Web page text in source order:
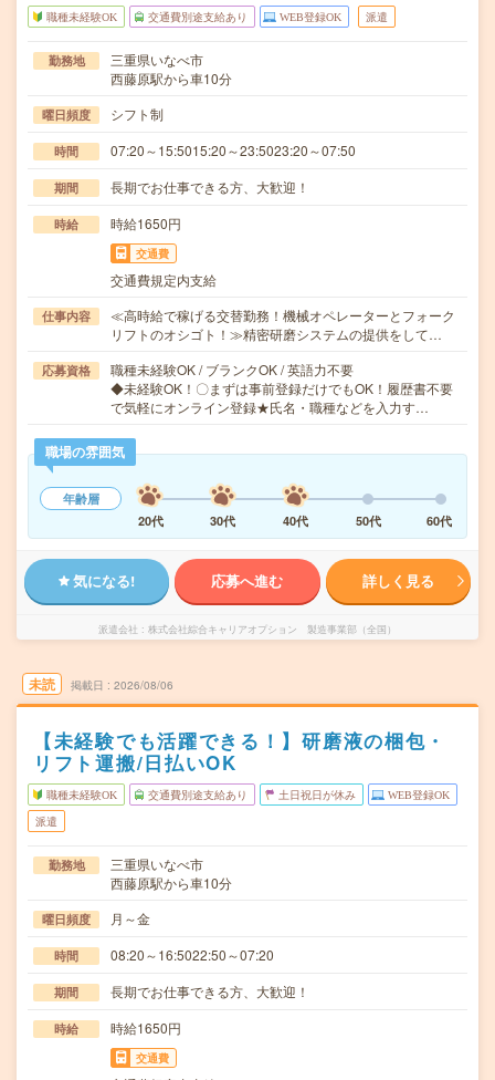
職種未経験OK 交通費別途支給あり WEB登録OK 派遣
勤務地
三重県いなべ市
西藤原駅から車10分
曜日頻度 シフト制
時間 07:20～15:5015:20～23:5023:20～07:50
期間 長期でお仕事できる方、大歓迎！
時給 時給1650円
交通費
交通費規定内支給
仕事内容
≪高時給で稼げる交替勤務！機械オペレーターとフォーク
リフトのオシゴト！≫精密研磨システムの提供をして…
応募資格
職種未経験OK / ブランクOK / 英語力不要
◆未経験OK！〇まずは事前登録だけでもOK！履歴書不要
で気軽にオンライン登録★氏名・職種などを入力す…
職場の雰囲気
年齢層
20代
30代 40代 50代 60代
気になる! 応募へ進む 詳しく見る
派遣会社 株式会社綜合キャリアオプション 製造事業部（全国）
未読 掲載日 2026/08/06
【未経験でも活躍できる！】研磨液の梱包・
リフト運搬/日払いOK
職種未経験OK 交通費別途支給あり 土日祝日が休み WEB登録OK
派遣
勤務地
三重県いなべ市
西藤原駅から車10分
曜日頻度 月～金
時間 08:20～16:5022:50～07:20
期間 長期でお仕事できる方、大歓迎！
時給 時給1650円
交通費